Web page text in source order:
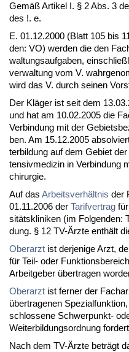
Gemäß Ar­ti­kel I. § 2 Abs. 3
des !. e.
E. 01.12.2000 (Blatt 105 bis
den: VO) wer­den die den
wal­tungs­auf­ga­ben,
ver­wal­tung vom V.
wird das V. durch sei­nen
Der Kläger ist seit dem
und hat am 10.02.2005 die
Ver­bin­dung mit der
ben. Am 15.12.2005
ter­bil­dung auf dem Ge­biet
ten­siv­me­di­zin in Ver­bin­dung
chir­ur­gie.
Auf das Ar­beits­verhält­nis der
01.11.2006 der Ta­rif­ver­trag
sitätskli­ni­ken (im Fol­gen­den:
dung. § 12 TV-Ärz­te enthält
Ober­arzt ist der­je­ni­ge Arzt,
für Teil- oder
Ar­beit­ge­ber über­tra­gen
Ober­arzt ist fer­ner der
über­tra­ge­nen
schlos­se­ne Schwer­punkt-
Wei­ter­bil­dungs­ord­nung
Nach dem TV-Ärz­te beträgt